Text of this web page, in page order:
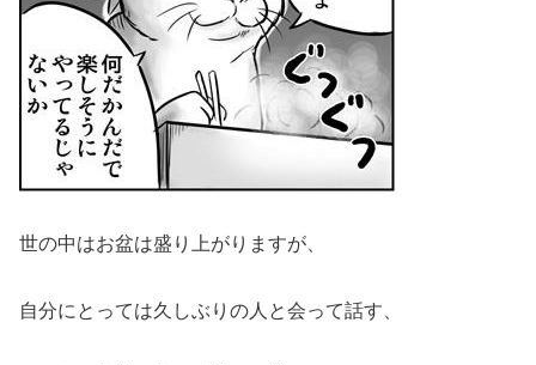
世の中はお盆は盛り上がりますが、
自分にとっては久しぶりの人と会って話す、